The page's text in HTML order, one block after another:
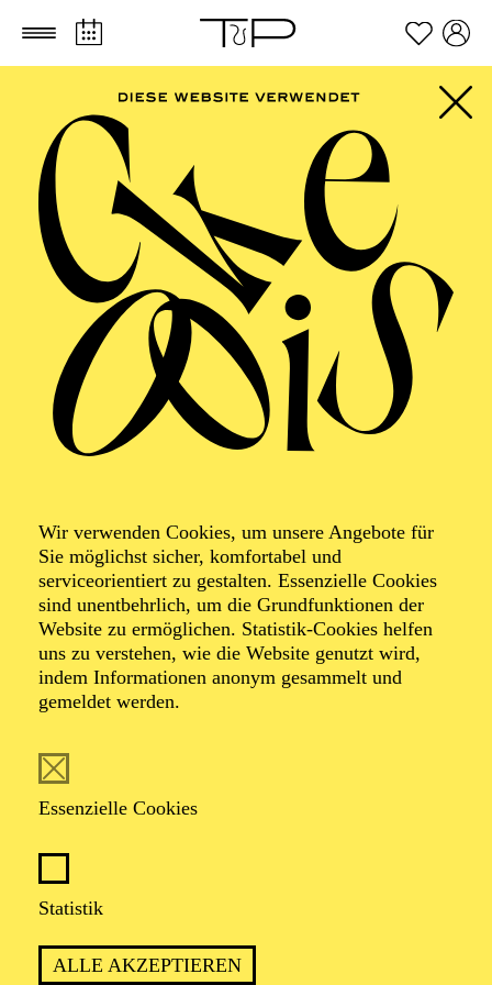
Zum Hauptinhalt springen Zum Footer springen
Wir verwenden Cookies, um unsere Angebote für
Sie möglichst sicher, komfortabel und
serviceorientiert zu gestalten. Essenzielle Cookies
sind unentbehrlich, um die Grundfunktionen der
Website zu ermöglichen. Statistik-Cookies helfen
uns zu verstehen, wie die Website genutzt wird,
indem Informationen anonym gesammelt und
gemeldet werden.
Essenzielle Cookies
Statistik
ALLE AKZEPTIEREN
Foto: Hakki Topcu
Margrit
Sengebusch
Margrit Sengebusch wurde an der Ostsee geboren. Sie
studierte Kulturwissenschaften und Ästhetische Praxis
an der Universität Hildesheim sowie in Porto, Portugal.
bei den Treibstoff Theatertagen in Basel tätig.